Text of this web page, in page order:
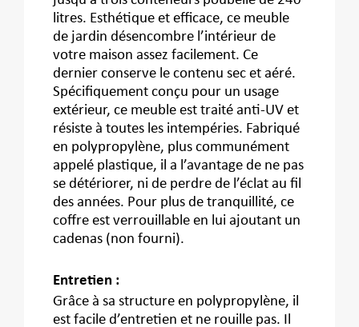
litres. Esthétique et efficace, ce meuble
de jardin désencombre l’intérieur de
votre maison assez facilement. Ce
dernier conserve le contenu sec et aéré.
Spécifiquement conçu pour un usage
extérieur, ce meuble est traité anti-UV et
résiste à toutes les intempéries. Fabriqué
en polypropylène, plus communément
appelé plastique, il a l’avantage de ne pas
se détériorer, ni de perdre de l’éclat au fil
des années. Pour plus de tranquillité, ce
coffre est verrouillable en lui ajoutant un
cadenas (non fourni).
Entretien :
Grâce à sa structure en polypropylène, il
est facile d’entretien et ne rouille pas. Il